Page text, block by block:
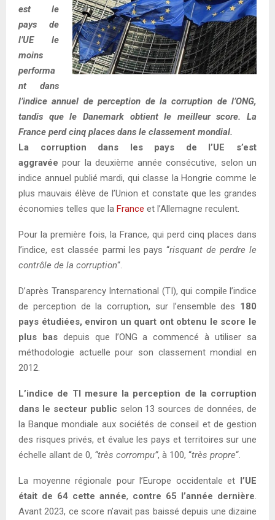
est le
pays de
l’UE le
moins
performa
nt dans
l’indice annuel de perception de la corruption de l’ONG,
tandis que le Danemark obtient le meilleur score. La
France perd cinq places dans le classement mondial.
La corruption dans les pays de l’UE s’est
aggravée pour la deuxième année consécutive, selon un
indice annuel publié mardi, qui classe la Hongrie comme le
plus mauvais élève de l’Union et constate que les grandes
économies telles que la France et l’Allemagne reculent.
Pour la première fois, la France, qui perd cinq places dans
l’indice, est classée parmi les pays “risquant de perdre le
contrôle de la corruption“.
D’après Transparency International (TI), qui compile l’indice
de perception de la corruption, sur l’ensemble des 180
pays étudiées, environ un quart ont obtenu le score le
plus basdepuis que l’ONG a commencé à utiliser sa
méthodologie actuelle pour son classement mondial en
2012.
L’indice de TI mesure la perception de la corruption
dans le secteur public selon 13 sources de données, de
la Banque mondiale aux sociétés de conseil et de gestion
des risques privés, et évalue les pays et territoires sur une
échelle allant de 0, “très corrompu”, à 100, “très propre“.
La moyenne régionale pour l’Europe occidentale et l’UE
était de 64 cette année, contre 65 l’année dernière.
Avant 2023, ce score n’avait pas baissé depuis une dizaine